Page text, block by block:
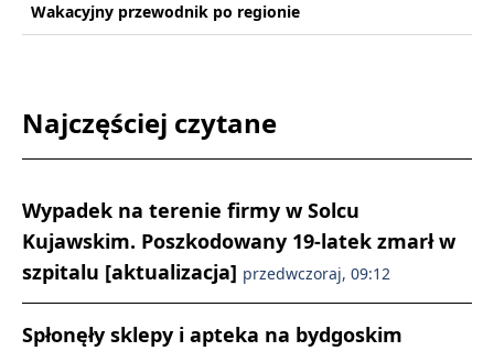
Wakacyjny przewodnik po regionie
Najczęściej czytane
Wypadek na terenie firmy w Solcu
Kujawskim. Poszkodowany 19-latek zmarł w
szpitalu [aktualizacja] przedwczoraj, 09:12
Spłonęły sklepy i apteka na bydgoskim